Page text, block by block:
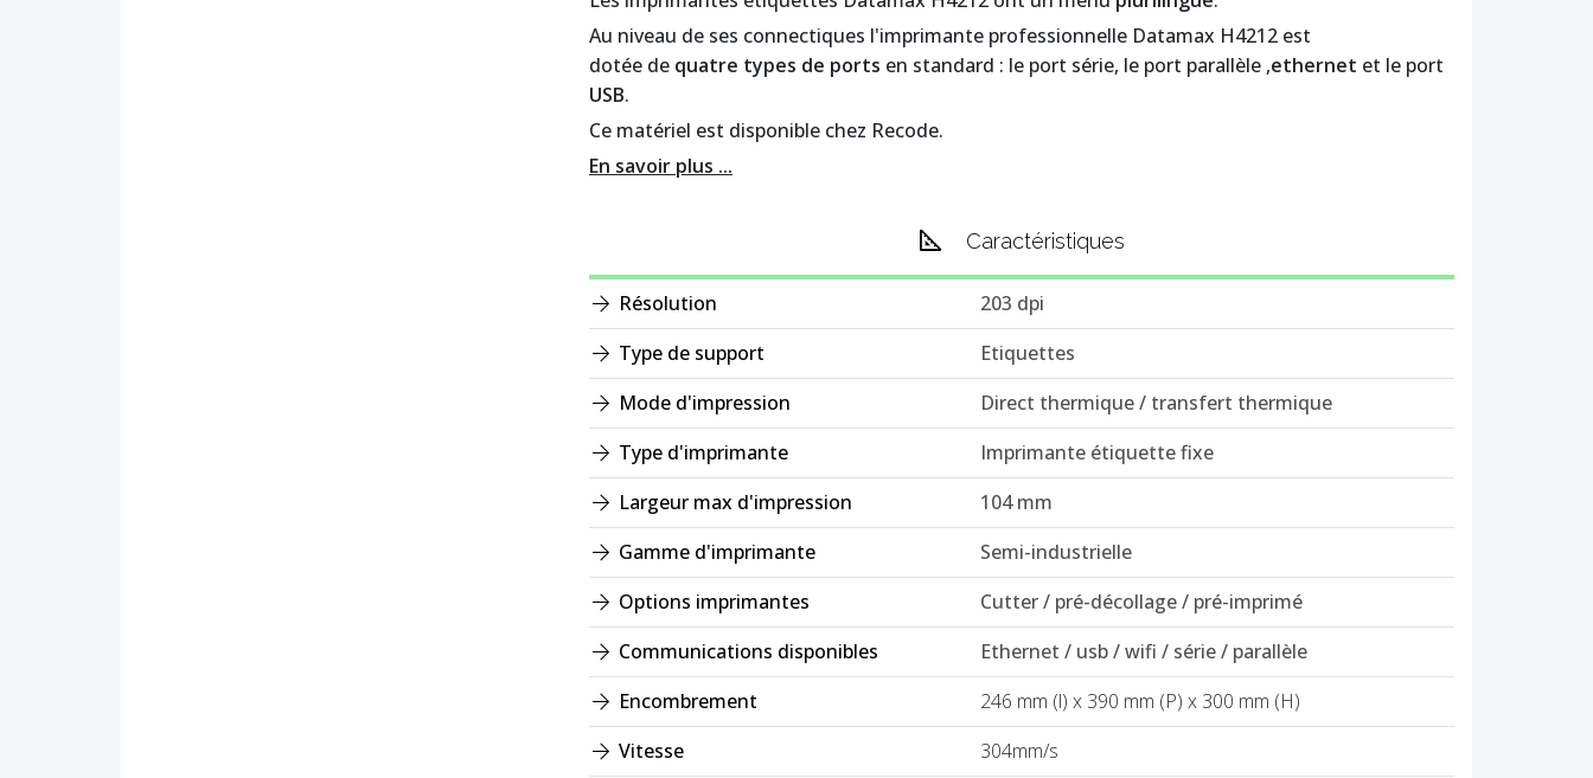
Au niveau de ses connectiques l'imprimante professionnelle Datamax H4212 est
dotée de quatre types de ports en standard : le port série, le port parallèle ,ethernet et le port
USB.
Ce matériel est disponible chez Recode.
En savoir plus ...
Caractéristiques
Résolution
203 dpi
Type de support
Etiquettes
Mode d'impression
Direct thermique / transfert thermique
Type d'imprimante
Imprimante étiquette fixe
Largeur max d'impression
104 mm
Gamme d'imprimante
Semi-industrielle
Options imprimantes
Cutter / pré-décollage / pré-imprimé
Communications disponibles
Ethernet / usb / wifi / série / parallèle
Encombrement
246 mm (l) x 390 mm (P) x 300 mm (H)
Vitesse
304mm/s